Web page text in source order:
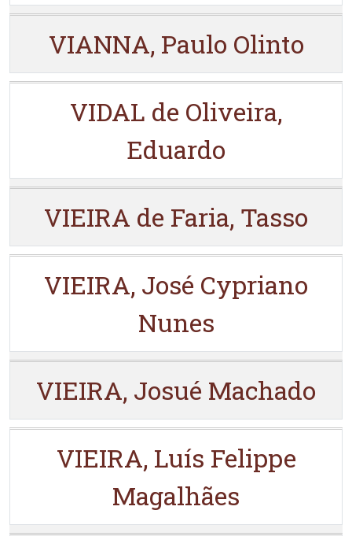
VIANNA, Paulo Olinto
VIDAL de Oliveira,
Eduardo
VIEIRA de Faria, Tasso
VIEIRA, José Cypriano
Nunes
VIEIRA, Josué Machado
VIEIRA, Luís Felippe
Magalhães